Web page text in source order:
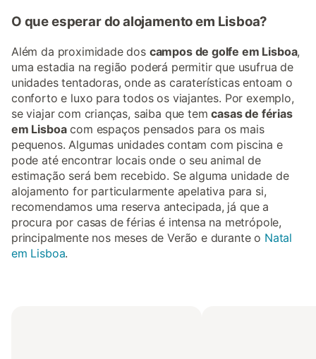
O que esperar do alojamento em Lisboa?
Além da proximidade dos campos de golfe em Lisboa,
uma estadia na região poderá permitir que usufrua de
unidades tentadoras, onde as caraterísticas entoam o
conforto e luxo para todos os viajantes. Por exemplo,
se viajar com crianças, saiba que temcasas de férias
em Lisboacom espaços pensados para os mais
pequenos. Algumas unidades contam com piscina e
pode até encontrar locais onde o seu animal de
estimação será bem recebido. Se alguma unidade de
alojamento for particularmente apelativa para si,
recomendamos uma reserva antecipada, já que a
procura por casas de férias é intensa na metrópole,
principalmente nos meses de Verão e durante o Natal
em Lisboa.